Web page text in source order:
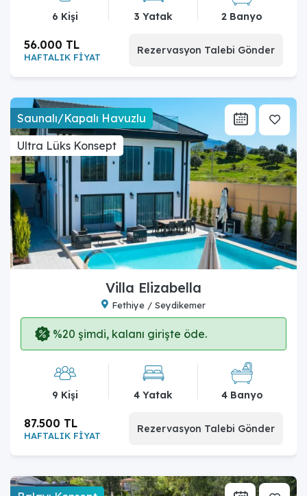
6 Kişi 3 Yatak 2 Banyo
HAFTALIK FİYAT
56.000 TL Rezervasyon Talebi Gönder
Saunalı/Kapalı Havuzlu
Ultra Lüks Konsept
Villa Elizabella
Fethiye / Seydikemer
%20 şimdi, kalanı girişte öde.
9 Kişi 4 Yatak 4 Banyo
HAFTALIK FİYAT
87.500 TL Rezervasyon Talebi Gönder